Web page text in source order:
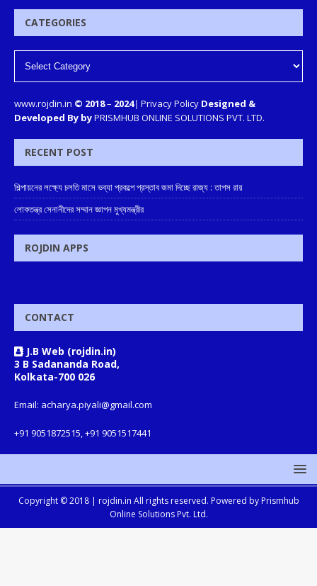
CATEGORIES
www.rojdin.in © 2018– 2024| Privacy Policy Designed &
Developed By byPRISMHUB ONLINE SOLUTIONS PVT. LTD.
RECENT POST
শিল্পায়নের লক্ষ্যে চলতি মাসে ভব্যা প্রকল্পে প্রস্তাব জমা দিচ্ছে রাজ্য : তাপস রায়
লোকতন্ত্র সেনানীদের সম্মান জ্ঞাপন মুখ্যমন্ত্রীর
ROJDIN APPS
CONTACT
J.B Web (rojdin.in)
3 B Sadananda Road,
Kolkata-700 026
Email: acharya.piyali@gmail.com
+91 9051872515, +91 9051517441
Copyright © 2018 | rojdin.in All rights reserved. Powered by Prismhub
Online Solutions Pvt. Ltd.